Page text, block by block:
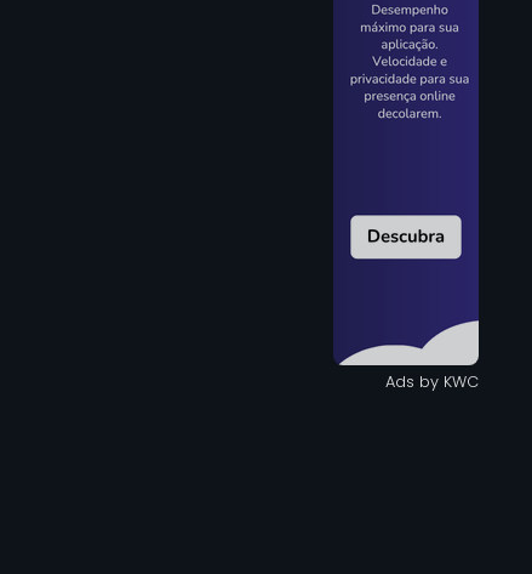
Ads by KWC